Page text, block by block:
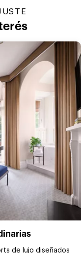
de lujo diseñados